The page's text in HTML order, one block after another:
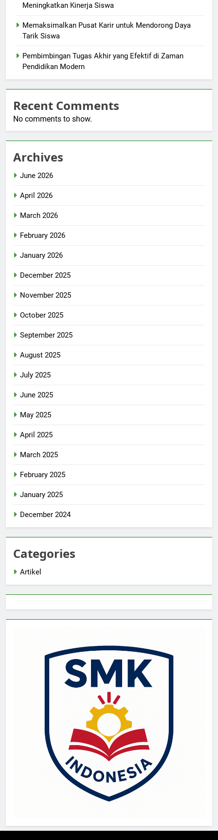
Meningkatkan Kinerja Siswa
Memaksimalkan Pusat Karir untuk Mendorong Daya
Tarik Siswa
Pembimbingan Tugas Akhir yang Efektif di Zaman
Pendidikan Modern
Recent Comments
No comments to show.
Archives
June 2026
April 2026
March 2026
February 2026
January 2026
December 2025
November 2025
October 2025
September 2025
August 2025
July 2025
June 2025
May 2025
April 2025
March 2025
February 2025
January 2025
December 2024
Categories
Artikel